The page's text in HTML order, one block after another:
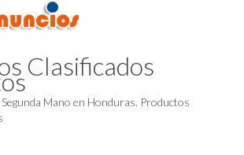
Clasificados
Mano en Honduras. Productos